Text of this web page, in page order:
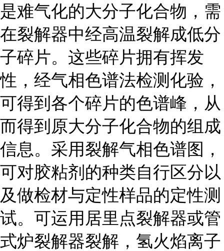
是难气化的大分子化合物，需
在裂解器中经高温裂解成低分
子碎片。这些碎片拥有挥发
性，经气相色谱法检测化验，
可得到各个碎片的色谱峰，从
而得到原大分子化合物的组成
信息。采用裂解气相色谱图，
可对胶粘剂的种类自行区分以
及做检材与定性样品的定性测
试。可运用居里点裂解器或管
式炉裂解器裂解，氢火焰离子